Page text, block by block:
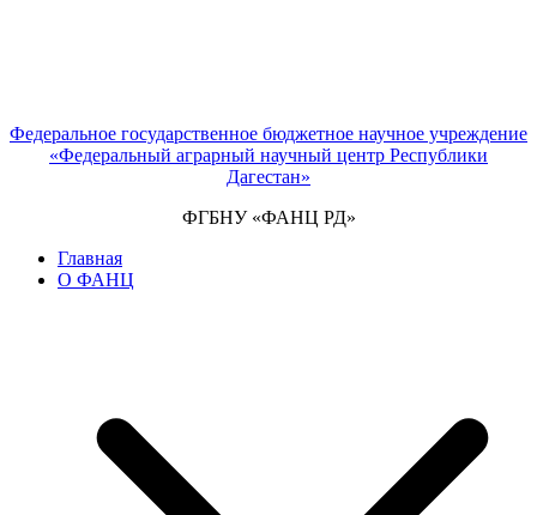
Федеральное государственное бюджетное научное учреждение
«Федеральный аграрный научный центр Республики
Дагестан»
ФГБНУ «ФАНЦ РД»
Главная
О ФАНЦ